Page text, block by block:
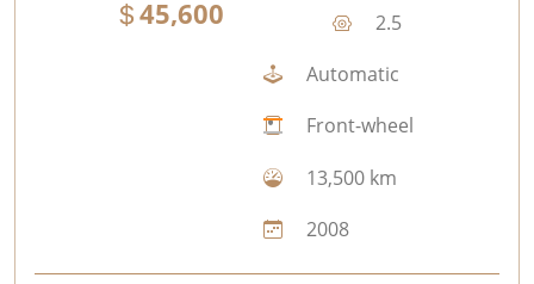
45,600
2.5
Automatic
Front-wheel
13,500 km
2008